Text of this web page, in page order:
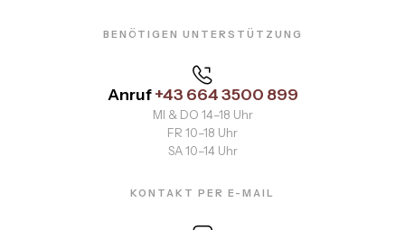
BENÖTIGEN UNTERSTÜTZUNG
Anruf+43 664 3500 899
MI & DO 14–18 Uhr
FR 10–18 Uhr
SA 10–14 Uhr
KONTAKT PER E-MAIL